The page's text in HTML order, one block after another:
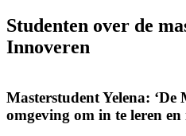
Studenten over de
Innoveren
Masterstudent Yelena: ‘De
omgeving om in te leren en